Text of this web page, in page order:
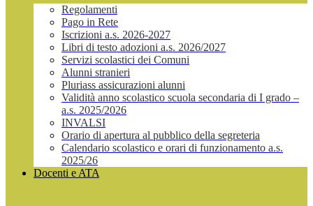
Regolamenti
Pago in Rete
Iscrizioni a.s. 2026-2027
Libri di testo adozioni a.s. 2026/2027
Servizi scolastici dei Comuni
Alunni stranieri
Pluriass assicurazioni alunni
Validità anno scolastico scuola secondaria di I grado –
a.s. 2025/2026
INVALSI
Orario di apertura al pubblico della segreteria
Calendario scolastico e orari di funzionamento a.s.
2025/26
Docenti e ATA